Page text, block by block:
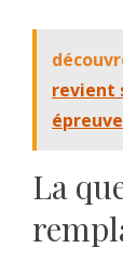
revient
La